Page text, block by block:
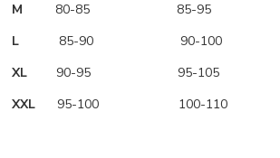
M 80-85 85-95
L 85-90 90-100
XL 90-95 95-105
XXL 95-100 100-110